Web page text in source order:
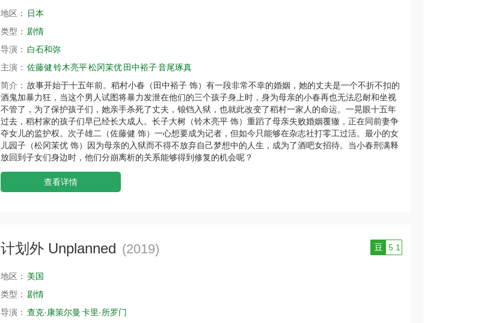
地区：
日本
类型： 剧情
导演： 白石和弥
主演： 佐藤健铃木亮平松冈茉优 田中裕子音尾琢真
简介： 故事开始于十五年前。稻村小春（田中裕子 饰）有一段非常不幸的婚姻，她的丈夫是一个不折不扣的
酒鬼加暴力狂，当这个男人试图将暴力发泄在他们的三个孩子身上时，身为母亲的小春再也无法忍耐和坐视
不管了，为了保护孩子们，她亲手杀死了丈夫，锒铛入狱，也就此改变了稻村一家人的命运。一晃眼十五年
过去，稻村家的孩子们早已经长大成人。长子大树（铃木亮平 饰）重蹈了母亲失败婚姻覆辙，正在同前妻争
夺女儿的监护权。次子雄二（佐藤健 饰）一心想要成为记者，但如今只能够在杂志社打零工过活。最小的女
儿园子（松冈茉优 饰）因为母亲的入狱而不得不放弃自己梦想中的人生，成为了酒吧女招待。当小春刑满释
放回到子女们身边时，他们分崩离析的关系能够得到修复的机会呢？
查看详情
计划外 Unplanned (2019) 豆 5.1
地区： 美国
类型： 剧情
导演： 查克·康策尔曼 卡里·所罗门